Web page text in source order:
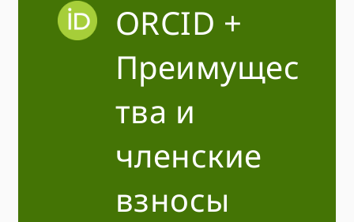
ORCID +
Преимущес
тва и
членские
взносы